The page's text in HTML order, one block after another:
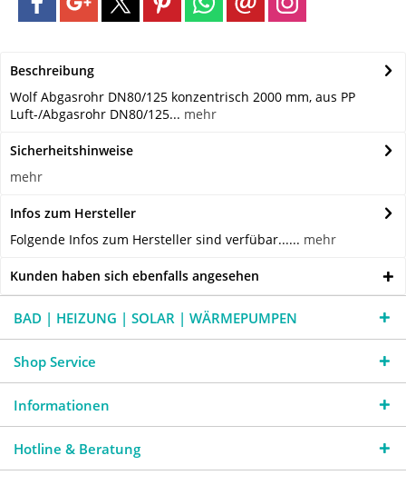
Beschreibung
Wolf Abgasrohr DN80/125 konzentrisch 2000 mm, aus PP
Luft-/Abgasrohr DN80/125... mehr
Sicherheitshinweise
mehr
Infos zum Hersteller
Folgende Infos zum Hersteller sind verfübar...... mehr
Kunden haben sich ebenfalls angesehen
BAD | HEIZUNG | SOLAR | WÄRMEPUMPEN
Shop Service
Informationen
Hotline & Beratung